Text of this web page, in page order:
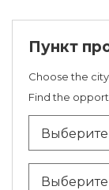
Пункт
Choose the
Find the
Выберите